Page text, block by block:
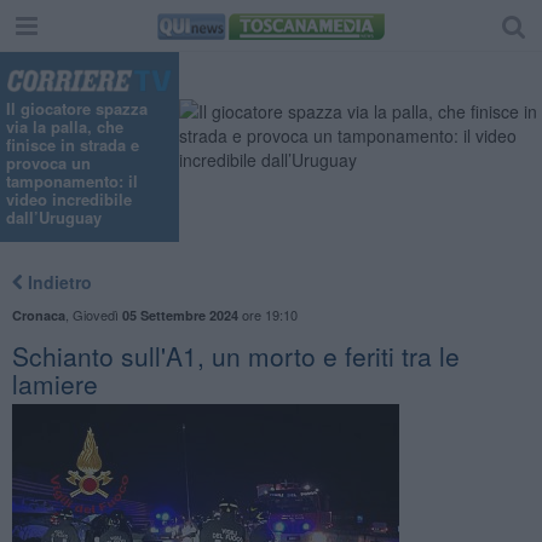
Il giocatore spazza
via la palla, che
finisce in strada e
provoca un
tamponamento: il
video incredibile
dall’Uruguay
Indietro
Cronaca Giovedì 05 Settembre 2024ore 19:10
Schianto sull'A1, un morto e feriti tra le
lamiere